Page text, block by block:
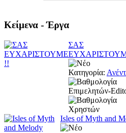
Κείμενα - Έργα
ΣΑΣ
Κατηγορία:
Isles of Myth and